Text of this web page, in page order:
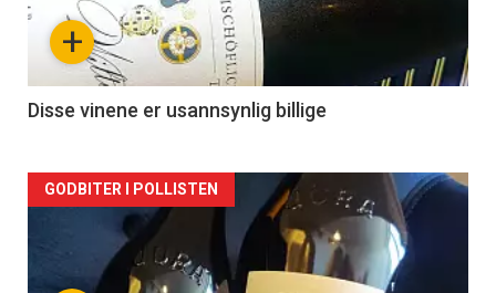
nå
2
+
Disse vinene er usannsynlig billige
Forsiden
akkurat
GODBITER I POLLISTEN